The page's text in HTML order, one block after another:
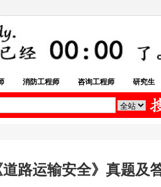
消防工程师 咨询工程师 研究生
路运输安全》真题及